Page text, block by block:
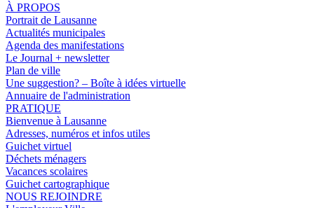
À PROPOS
Portrait de Lausanne
Actualités municipales
Agenda des manifestations
Le Journal + newsletter
Plan de ville
Une suggestion? – Boîte à idées virtuelle
Annuaire de l'administration
PRATIQUE
Bienvenue à Lausanne
Adresses, numéros et infos utiles
Guichet virtuel
Déchets ménagers
Vacances scolaires
Guichet cartographique
NOUS REJOINDRE